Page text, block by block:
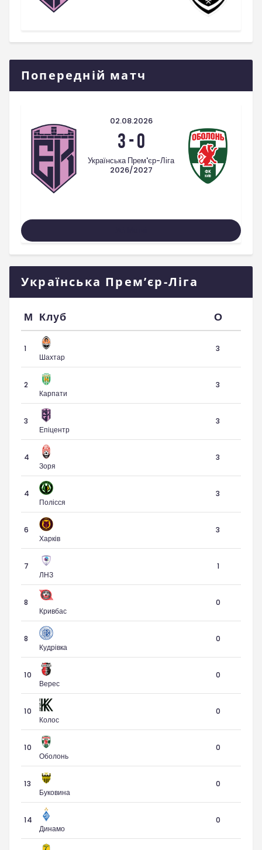
Попередній матч
02.08.2026
3-0
Українська Прем'єр-Ліга
2026/2027
Українська Прем’єр-Ліга
М Клуб О
1
Шахтар
3
2
Карпати
3
3
Епіцентр
3
4
Зоря
3
4
Полісся
3
6
Харків
3
7
ЛНЗ
1
8
Кривбас
0
8
Кудрівка
0
10
Верес
0
10
Колос
0
10
Оболонь
0
13
Буковина
0
14
Динамо
0